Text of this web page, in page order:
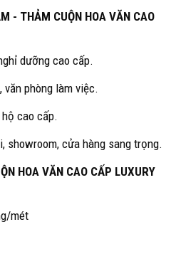
- THẢM CUỘN HOA VĂN CAO
dưỡng cao cấp.
phòng làm việc.
cao cấp.
showroom, cửa hàng sang trọng.
HOA VĂN CAO CẤP LUXURY
mét